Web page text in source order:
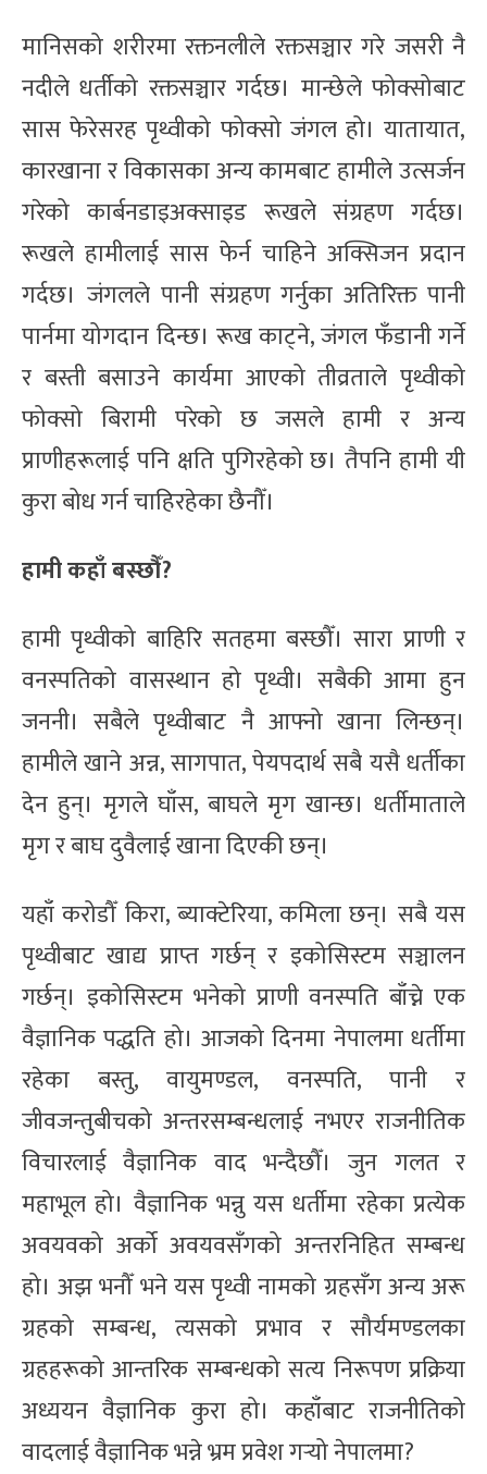
मानिसको शरीरमा रक्तनलीले रक्तसञ्चार गरे जसरी नै
नदीले धर्तीको रक्तसञ्चार गर्दछ। मान्छेले फोक्सोबाट
सास फेरेसरह पृथ्वीको फोक्सो जंगल हो। यातायात,
कारखाना र विकासका अन्य कामबाट हामीले उत्सर्जन
गरेको कार्बनडाइअक्साइड रूखले संग्रहण गर्दछ।
रूखले हामीलाई सास फेर्न चाहिने अक्सिजन प्रदान
गर्दछ। जंगलले पानी संग्रहण गर्नुका अतिरिक्त पानी
पार्नमा योगदान दिन्छ। रूख काट्ने, जंगल फँडानी गर्ने
र बस्ती बसाउने कार्यमा आएको तीव्रताले पृथ्वीको
फोक्सो बिरामी परेको छ जसले हामी र अन्य
प्राणीहरूलाई पनि क्षति पुगिरहेको छ। तैपनि हामी यी
कुरा बोध गर्न चाहिरहेका छैनौँ।
हामी कहाँ बस्छौँ?
हामी पृथ्वीको बाहिरि सतहमा बस्छौँ। सारा प्राणी र
वनस्पतिको वासस्थान हो पृथ्वी। सबैकी आमा हुन
जननी। सबैले पृथ्वीबाट नै आफ्नो खाना लिन्छन्।
हामीले खाने अन्न, सागपात, पेयपदार्थ सबै यसै धर्तीका
देन हुन्। मृगले घाँस, बाघले मृग खान्छ। धर्तीमाताले
मृग र बाघ दुवैलाई खाना दिएकी छन्।
यहाँ करोडौँ किरा, ब्याक्टेरिया, कमिला छन्। सबै यस
पृथ्वीबाट खाद्य प्राप्त गर्छन् र इकोसिस्टम सञ्चालन
गर्छन्। इकोसिस्टम भनेको प्राणी वनस्पति बाँच्ने एक
वैज्ञानिक पद्धति हो। आजको दिनमा नेपालमा धर्तीमा
रहेका बस्तु, वायुमण्डल, वनस्पति, पानी र
जीवजन्तुबीचको अन्तरसम्बन्धलाई नभएर राजनीतिक
विचारलाई वैज्ञानिक वाद भन्दैछौँ। जुन गलत र
महाभूल हो। वैज्ञानिक भन्नु यस धर्तीमा रहेका प्रत्येक
अवयवको अर्को अवयवसँगको अन्तरनिहित सम्बन्ध
हो। अझ भनौँ भने यस पृथ्वी नामको ग्रहसँग अन्य अरू
ग्रहको सम्बन्ध, त्यसको प्रभाव र सौर्यमण्डलका
ग्रहहरूको आन्तरिक सम्बन्धको सत्य निरूपण प्रक्रिया
अध्ययन वैज्ञानिक कुरा हो। कहाँबाट राजनीतिको
वादलाई वैज्ञानिक भन्ने भ्रम प्रवेश गर्‍यो नेपालमा?